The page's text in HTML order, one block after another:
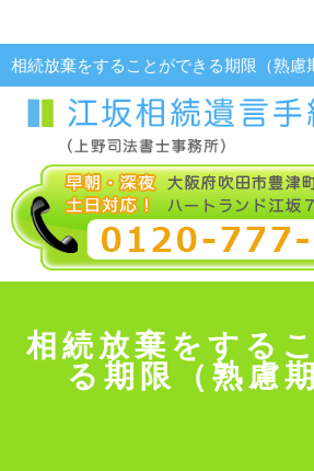
相続放棄をすることができる期限（熟慮
相続放棄をする
る期限（熟慮